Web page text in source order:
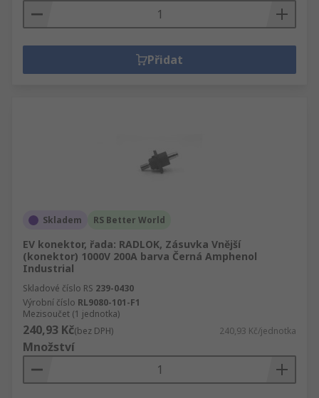
Přidat
Skladem RS Better World
EV konektor, řada: RADLOK, Zásuvka Vnější
(konektor) 1000V 200A barva Černá Amphenol
Industrial
Skladové číslo RS 239-0430
Výrobní číslo RL9080-101-F1
Mezisoučet (1 jednotka)
240,93 Kč(bez DPH) 240,93 Kč/jednotka
Množství